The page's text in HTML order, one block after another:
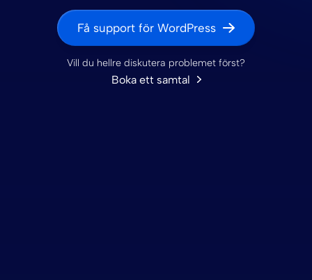
Få support för WordPress
Vill du hellre diskutera problemet först?
Boka ett samtal